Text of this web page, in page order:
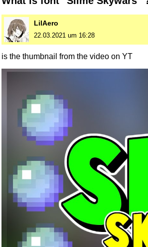
LilAero
22.03.2021 um 16:28
is the thumbnail from the video on YT